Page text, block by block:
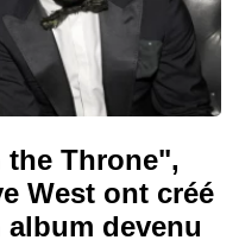
the Throne",
West ont créé
devenu